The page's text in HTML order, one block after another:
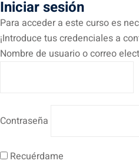
Iniciar sesión
Para acceder a este curso es
¡Introduce tus credenciales a
Nombre de usuario o correo
Contraseña
Recuérdame